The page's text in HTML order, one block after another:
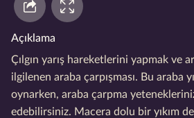
Açıklama
Çılgın yarış hareketlerini yapmak ve
ilgilenen araba çarpışması. Bu araba
oynarken, araba çarpma
edebilirsiniz. Macera dolu bir yıkım